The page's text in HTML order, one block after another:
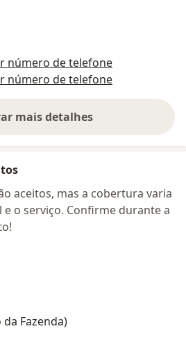
número de telefone
número de telefone
mais detalhes
sobre o endereço
aceitos, mas a cobertura varia
o serviço. Confirme durante a
da Fazenda)